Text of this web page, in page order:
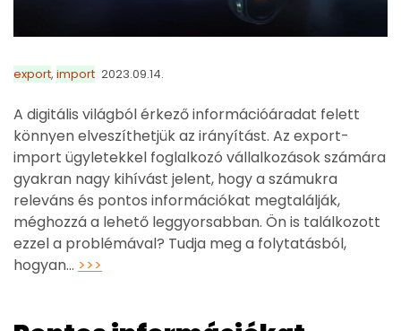
export, import 2023.09.14.
A digitális világból érkező információáradat felett
könnyen elveszíthetjük az irányítást. Az export-
import ügyletekkel foglalkozó vállalkozások számára
gyakran nagy kihívást jelent, hogy a számukra
releváns és pontos információkat megtalálják,
méghozzá a lehető leggyorsabban. Ön is találkozott
ezzel a problémával? Tudja meg a folytatásból,
hogyan… >>>